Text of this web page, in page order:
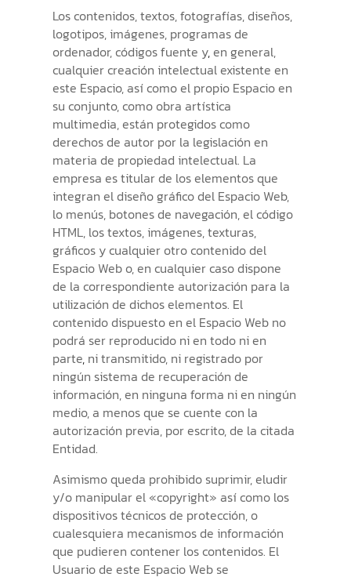
Los contenidos, textos, fotografías, diseños,
logotipos, imágenes, programas de
ordenador, códigos fuente y,en general,
cualquier creación intelectual existente en
este Espacio, así como el propio Espacio en
su conjunto, como obra artística
multimedia, están protegidos como
derechos de autor por la legislación en
materia de propiedad intelectual. La
empresa es titular de los elementos que
integran el diseño gráfico del Espacio Web,
lo menús, botones de navegación, el código
HTML, los textos, imágenes, texturas,
gráficos y cualquier otro contenido del
Espacio Web o, en cualquier caso dispone
de la correspondiente autorización para la
utilización de dichos elementos. El
contenido dispuesto en el Espacio Web no
podrá ser reproducido ni en todo ni en
parte, ni transmitido, ni registrado por
ningún sistema de recuperación de
información, en ninguna forma ni en ningún
medio, a menos que se cuente con la
autorización previa, por escrito, de la citada
Entidad.
Asimismo queda prohibido suprimir, eludir
y/o manipular el «copyright» así como los
dispositivos técnicos de protección, o
cualesquiera mecanismos de información
que pudieren contener los contenidos. El
Usuario de este Espacio Web se